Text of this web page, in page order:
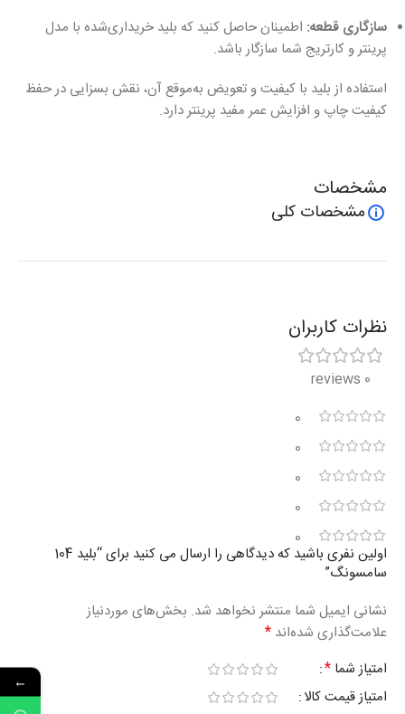
سازگاری قطعه: اطمینان حاصل کنید که بلید خریداری‌شده با مدل
پرینتر و کارتریج شما سازگار باشد.
استفاده از بلید با کیفیت و تعویض به‌موقع آن، نقش بسزایی در حفظ
کیفیت چاپ و افزایش عمر مفید پرینتر دارد.
مشخصات
مشخصات کلی
نظرات کاربران
0 reviews
0
0
0
0
0
اولین نفری باشید که دیدگاهی را ارسال می کنید برای “بلید 104
سامسونگ”
نشانی ایمیل شما منتشر نخواهد شد. بخش‌های موردنیاز
علامت‌گذاری شده‌اند *
امتیاز شما *
امتیاز قیمت کالا
←